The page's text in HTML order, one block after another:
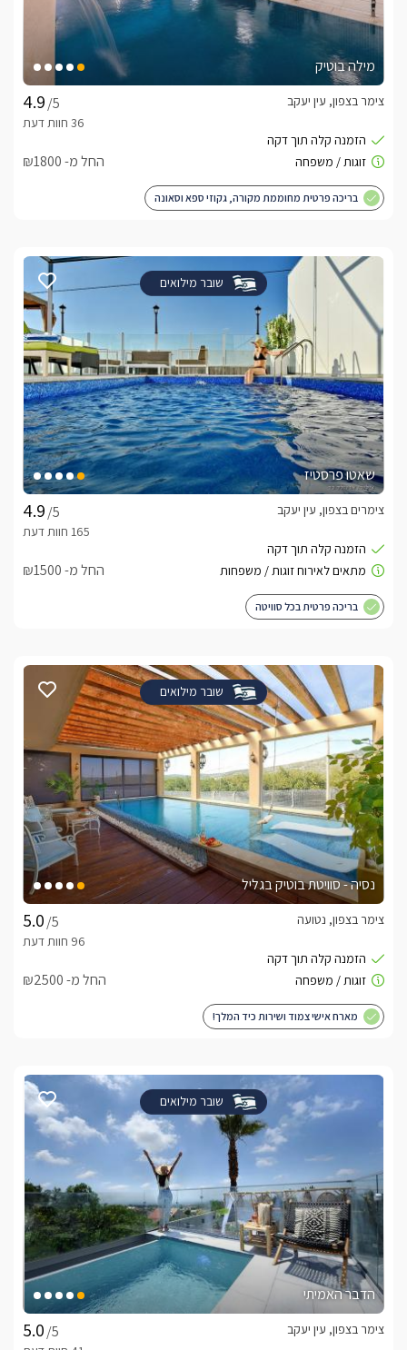
מילה בוטיק
/5
צימר בצפון, עין יעקב
החל מ- ₪1800
בריכה פרטית מחוממת מקורה, גקוזי ספא וסאונה
שובר מילואים
שאטו פרסטיז
/5
צימרים בצפון, עין יעקב
החל מ- ₪1500
בריכה פרטית בכל סוויטה
שובר מילואים
נסיה - סוויטת בוטיק בגליל
/5
צימר בצפון, נטועה
החל מ- ₪2500
מארח אישי צמוד ושירות כיד המלך!
שובר מילואים
הדבר האמיתי
/5
צימר בצפון, עין יעקב